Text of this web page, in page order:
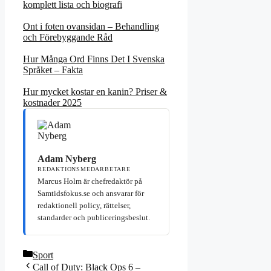
komplett lista och biografi
Ont i foten ovansidan – Behandling
och Förebyggande Råd
Hur Många Ord Finns Det I Svenska
Språket – Fakta
Hur mycket kostar en kanin? Priser &
kostnader 2025
Adam Nyberg
REDAKTIONSMEDARBETARE
Marcus Holm är chefredaktör på
Samtidsfokus.se och ansvarar för
redaktionell policy, rättelser,
standarder och publiceringsbeslut.
Kategorier
Sport
Call of Duty: Black Ops 6 –